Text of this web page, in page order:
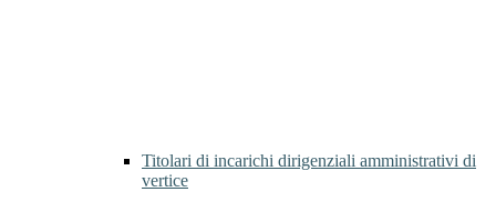
Titolari di incarichi dirigenziali amministrativi di
vertice